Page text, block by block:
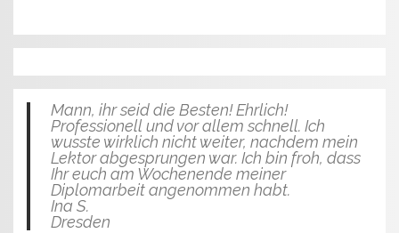
Mann, ihr seid die Besten! Ehrlich!
Professionell und vor allem schnell. Ich
wusste wirklich nicht weiter, nachdem mein
Lektor abgesprungen war. Ich bin froh, dass
Ihr euch am Wochenende meiner
Diplomarbeit angenommen habt.
Ina S.
Dresden